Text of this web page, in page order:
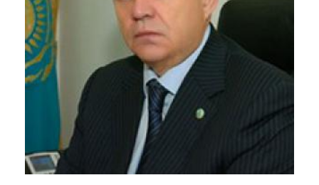
Дорин Киртоакэ
<p>Мэр города Кишинева, Молдавия</p>